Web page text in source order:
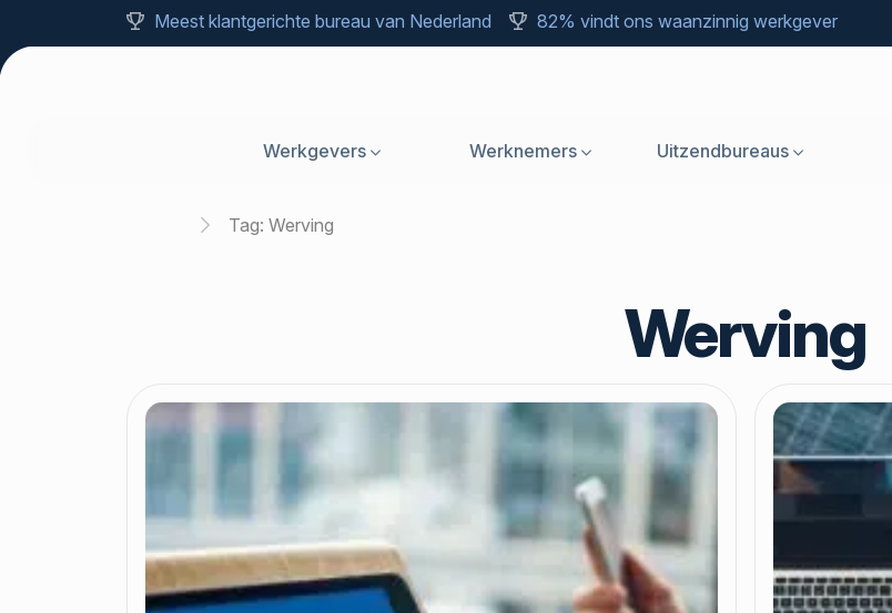
Meest klantgerichte bureau van Nederland 82% vindt ons waanzinnig werkgever
Werkgevers Werknemers Uitzendbureaus
Home Tag: Werving
Werving